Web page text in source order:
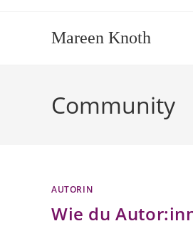
Mareen Knoth
Community
AUTORIN
Wie du